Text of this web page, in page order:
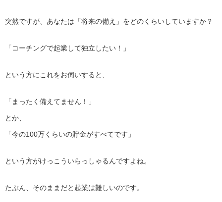
突然ですが、あなたは「将来の備え」をどのくらいしていますか？
「コーチングで起業して独立したい！」
という方にこれをお伺いすると、
「まったく備えてません！」
とか、
「今の100万くらいの貯金がすべてです」
という方がけっこういらっしゃるんですよね。
たぶん、そのままだと起業は難しいのです。